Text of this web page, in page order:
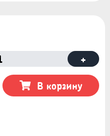
+
В корзину